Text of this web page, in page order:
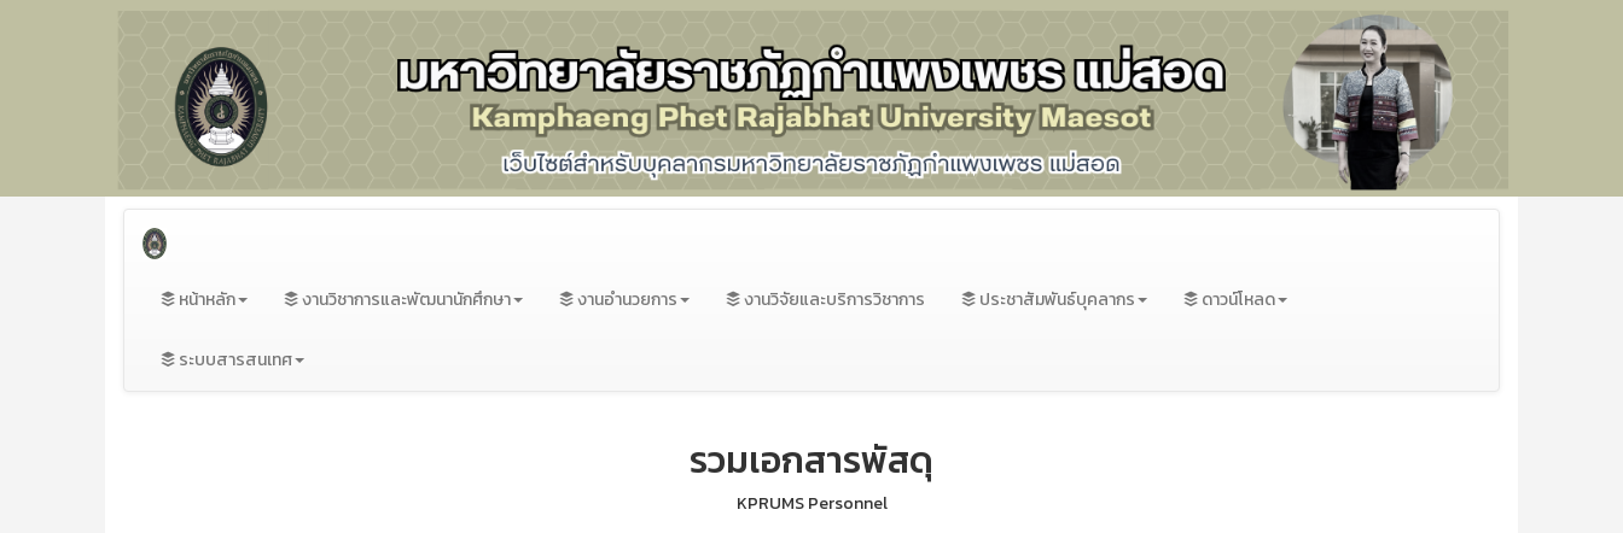
หน้าหลัก งานวิชาการและพัฒนานักศึกษา งานอำนวยการ งานวิจัยและบริการวิชาการ ประชาสัมพันธ์บุคลากร ดาวน์โหลด
ระบบสารสนเทศ
รวมเอกสารพัสดุ
KPRUMS Personnel